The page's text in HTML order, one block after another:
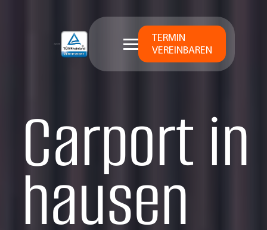
TERMIN
VEREINBAREN
Carport
hausen